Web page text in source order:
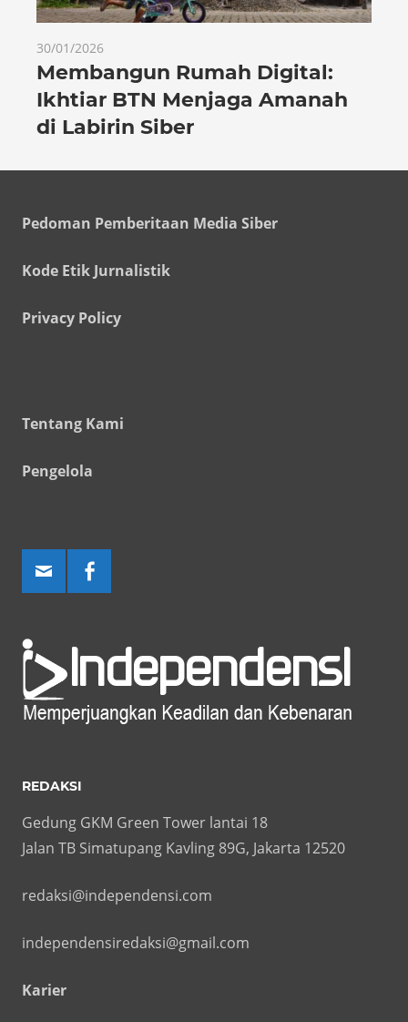
30/01/2026
Membangun Rumah Digital:
Ikhtiar BTN Menjaga Amanah
di Labirin Siber
Pedoman Pemberitaan Media Siber
Kode Etik Jurnalistik
Privacy Policy
Tentang Kami
Pengelola
REDAKSI
Gedung GKM Green Tower lantai 18
Jalan TB Simatupang Kavling 89G, Jakarta 12520
redaksi@independensi.com
independensiredaksi@gmail.com
Karier